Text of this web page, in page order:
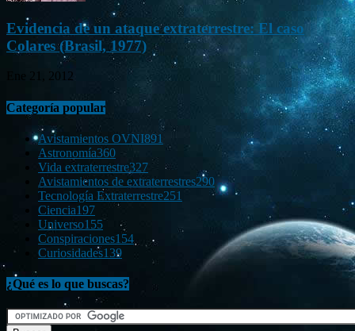
Evidencia de un ataque extraterrestre: El caso
Colares (Brasil, 1977)
Ene 21, 2012
Categoría popular
Avistamientos OVNI891
Astronomía360
Vida extraterrestre327
Avistamientos de extraterrestres290
Tecnología Extraterrestre251
Ciencia197
Universo155
Conspiraciones154
Curiosidades139
¿Qué es lo que buscas?